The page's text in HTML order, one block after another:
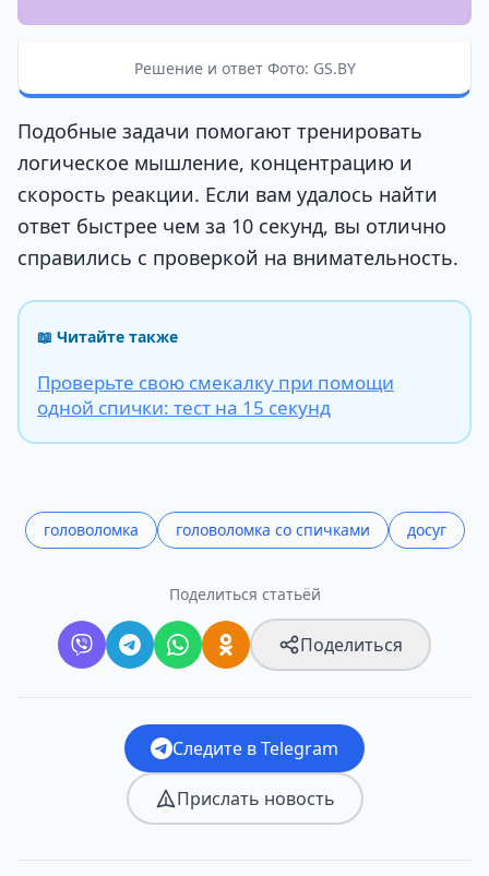
Решение и ответ Фото: GS.BY
Подобные задачи помогают тренировать
логическое мышление, концентрацию и
скорость реакции. Если вам удалось найти
ответ быстрее чем за 10 секунд, вы отлично
справились с проверкой на внимательность.
📖 Читайте также
Проверьте свою смекалку при помощи
одной спички: тест на 15 секунд
головоломка головоломка со спичками досуг
Поделиться статьёй
Поделиться
Следите в Telegram
Прислать новость